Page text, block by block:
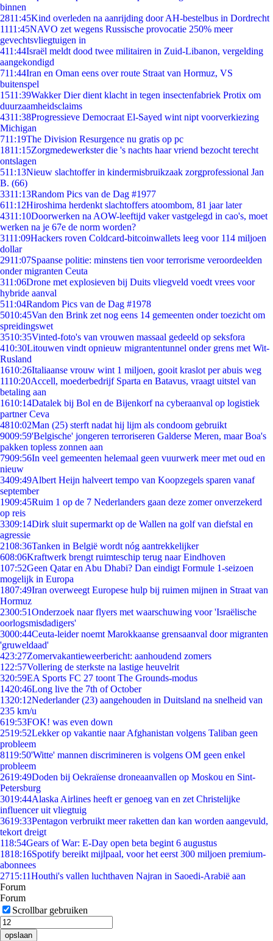
binnen
2811:45Kind overleden na aanrijding door AH-bestelbus in Dordrecht
1111:45NAVO zet wegens Russische provocatie 250% meer
gevechtsvliegtuigen in
411:44Israël meldt dood twee militairen in Zuid-Libanon, vergelding
aangekondigd
711:44Iran en Oman eens over route Straat van Hormuz, VS
buitenspel
1511:39Wakker Dier dient klacht in tegen insectenfabriek Protix om
duurzaamheidsclaims
4311:38Progressieve Democraat El-Sayed wint nipt voorverkiezing
Michigan
711:19The Division Resurgence nu gratis op pc
1811:15Zorgmedewerkster die 's nachts haar vriend bezocht terecht
ontslagen
511:13Nieuw slachtoffer in kindermisbruikzaak zorgprofessional Jan
B. (66)
3311:13Random Pics van de Dag #1977
611:12Hiroshima herdenkt slachtoffers atoombom, 81 jaar later
4311:10Doorwerken na AOW-leeftijd vaker vastgelegd in cao's, moet
werken na je 67e de norm worden?
3111:09Hackers roven Coldcard-bitcoinwallets leeg voor 114 miljoen
dollar
2911:07Spaanse politie: minstens tien voor terrorisme veroordeelden
onder migranten Ceuta
311:06Drone met explosieven bij Duits vliegveld voedt vrees voor
hybride aanval
511:04Random Pics van de Dag #1978
5010:45Van den Brink zet nog eens 14 gemeenten onder toezicht om
spreidingswet
3510:35Vinted-foto's van vrouwen massaal gedeeld op seksfora
410:30Litouwen vindt opnieuw migrantentunnel onder grens met Wit-
Rusland
1610:26Italiaanse vrouw wint 1 miljoen, gooit kraslot per abuis weg
1110:20Accell, moederbedrijf Sparta en Batavus, vraagt uitstel van
betaling aan
1610:14Datalek bij Bol en de Bijenkorf na cyberaanval op logistiek
partner Ceva
4810:02Man (25) sterft nadat hij lijm als condoom gebruikt
9009:59'Belgische' jongeren terroriseren Galderse Meren, maar Boa's
pakken topless zonnen aan
7909:56In veel gemeenten helemaal geen vuurwerk meer met oud en
nieuw
3409:49Albert Heijn halveert tempo van Koopzegels sparen vanaf
september
1909:45Ruim 1 op de 7 Nederlanders gaan deze zomer onverzekerd
op reis
3309:14Dirk sluit supermarkt op de Wallen na golf van diefstal en
agressie
2108:36Tanken in België wordt nóg aantrekkelijker
608:06Kraftwerk brengt ruimteschip terug naar Eindhoven
107:52Geen Qatar en Abu Dhabi? Dan eindigt Formule 1-seizoen
mogelijk in Europa
1807:49Iran overweegt Europese hulp bij ruimen mijnen in Straat van
Hormuz
2300:51Onderzoek naar flyers met waarschuwing voor 'Israëlische
oorlogsmisdadigers'
3000:44Ceuta-leider noemt Marokkaanse grensaanval door migranten
'gruweldaad'
423:27Zomervakantieweerbericht: aanhoudend zomers
1 22:57Vollering de sterkste na lastige heuvelrit
320:59EA Sports FC 27 toont The Grounds-modus
1420:46Long live the 7th of October
1320:12Nederlander (23) aangehouden in Duitsland na snelheid van
235 km/u
619:53FOK! was even down
2519:52Lekker op vakantie naar Afghanistan volgens Taliban geen
probleem
8119:50'Witte' mannen discrimineren is volgens OM geen enkel
probleem
2619:49Doden bij Oekraïense droneaanvallen op Moskou en Sint-
Petersburg
3019:44Alaska Airlines heeft er genoeg van en zet Christelijke
influencer uit vliegtuig
3619:33Pentagon verbruikt meer raketten dan kan worden aangevuld,
tekort dreigt
118:54Gears of War: E-Day open beta begint 6 augustus
1818:16Spotify bereikt mijlpaal, voor het eerst 300 miljoen premium-
abonnees
2715:11Houthi's vallen luchthaven Najran in Saoedi-Arabië aan
Forum
Forum
Scrollbar gebruiken
opslaan